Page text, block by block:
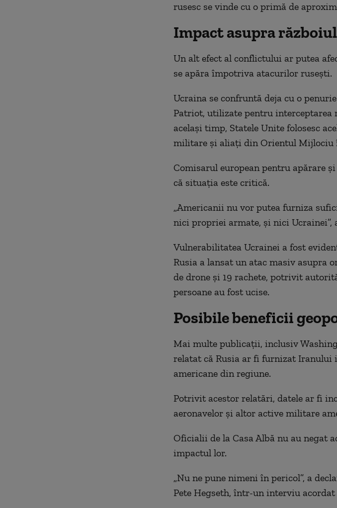
rusesc se vinde cu o primă de
Impact asupra
Un alt efect al conflictului ar putea
se apăra împotriva atacurilor rusești.
Ucraina se confruntă deja cu o
Patriot, utilizate pentru interceptarea
același timp, Statele Unite folosesc
militare și aliați din Orientul Mijlociu
Comisarul european pentru apărare
că situația este critică.
„Americanii nu vor putea furniza
nici propriei armate, și nici Ucrainei”,
Vulnerabilitatea Ucrainei a fost
Rusia a lansat un atac masiv asupra
de drone și 19 rachete, potrivit
persoane au fost ucise.
Posibile beneficii
Mai multe publicații, inclusiv
relatat că Rusia ar fi furnizat
americane din regiune.
Potrivit acestor relatări, datele ar fi
aeronavelor și altor active militare
Oficialii de la Casa Albă nu au negat
impactul lor.
„Nu ne pune nimeni în pericol”, a
Pete Hegseth, într-un interviu acordat